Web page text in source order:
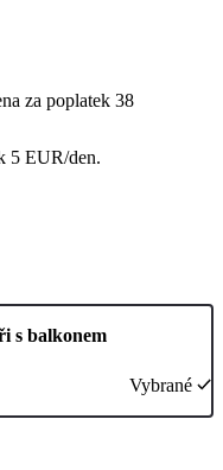
za poplatek 38
5 EUR/den.
s balkonem
Vybrané